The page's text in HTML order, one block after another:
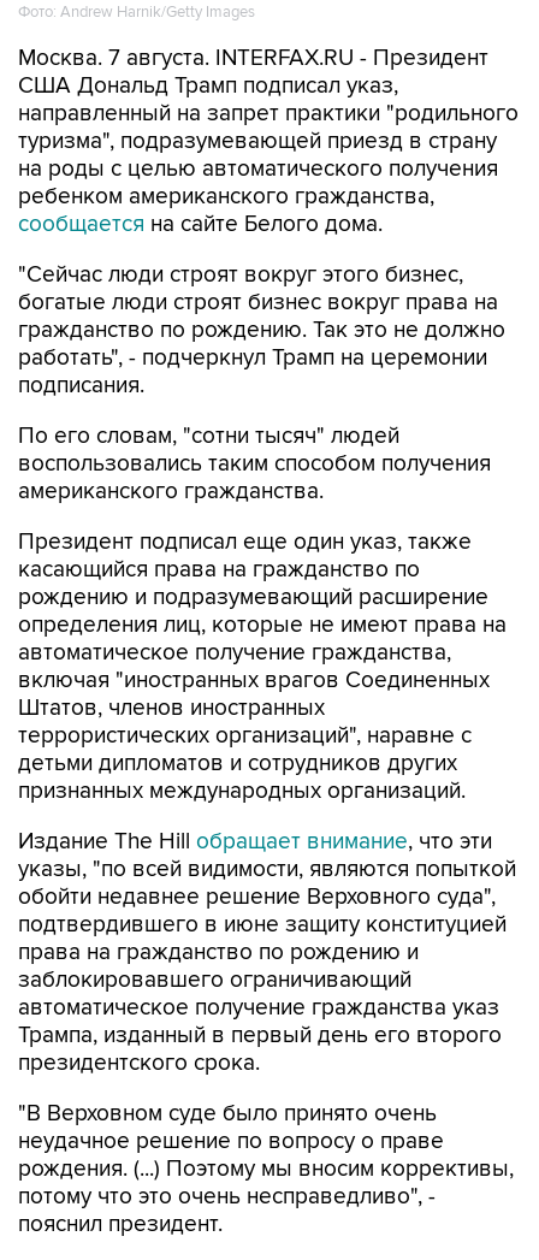
Фото: Andrew Harnik/Getty Images
Москва. 7 августа. INTERFAX.RU - Президент
США Дональд Трамп подписал указ,
направленный на запрет практики "родильного
туризма", подразумевающей приезд в страну
на роды с целью автоматического получения
ребенком американского гражданства,
сообщается на сайте Белого дома.
"Сейчас люди строят вокруг этого бизнес,
богатые люди строят бизнес вокруг права на
гражданство по рождению. Так это не должно
работать", - подчеркнул Трамп на церемонии
подписания.
По его словам, "сотни тысяч" людей
воспользовались таким способом получения
американского гражданства.
Президент подписал еще один указ, также
касающийся права на гражданство по
рождению и подразумевающий расширение
определения лиц, которые не имеют права на
автоматическое получение гражданства,
включая "иностранных врагов Соединенных
Штатов, членов иностранных
террористических организаций", наравне с
детьми дипломатов и сотрудников других
признанных международных организаций.
Издание The Hill обращает внимание, что эти
указы, "по всей видимости, являются попыткой
обойти недавнее решение Верховного суда",
подтвердившего в июне защиту конституцией
права на гражданство по рождению и
заблокировавшего ограничивающий
автоматическое получение гражданства указ
Трампа, изданный в первый день его второго
президентского срока.
"В Верховном суде было принято очень
неудачное решение по вопросу о праве
рождения. (...) Поэтому мы вносим коррективы,
потому что это очень несправедливо", -
пояснил президент.